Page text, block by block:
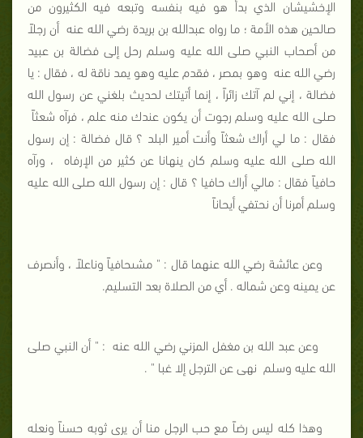
الإخشيشان الذي بدأ هو فيه بنفسه وتبعه فيه الكثيرون من
صالحين هذه الأمة ؛ ما رواه عبدالله بن بريدة رضي الله عنه أن رجلاً
من أصحاب النبي صلى الله عليه وسلم رحل إلى فضالة بن عبيد
رضي الله عنه وهو بمصر ، فقدم عليه وهو يمد ناقة له ، فقال : يا
فضالة ، إني لم آتك زائراً ، إنما أتيتك لحديث بلغني عن رسول الله
صلى الله عليه وسلم رجوت أن يكون عندك منه علم ، فرآه شعثاً
فقال : ما لي أراك شعثاً وأنت أمير البلد ؟ قال فضالة : إن رسول
الله صلى الله عليه وسلم كان ينهانا عن كثير من الإرفاه
، ورآه
حافياً فقال : مالي أراك حافيا ؟ قال : إن رسول الله صلى الله عليه
وسلم أمرنا أن نحتفي أيحاناً
وعن عائشة رضي الله عنهما قال : " مشىحافياً وناعلاً ، وأنصرف
عن يمينه وعن شماله . أي من الصلاة بعد التسليم.
وعن عبد الله بن مغفل المزني رضي الله عنه : " أن النبي صلى
الله عليه وسلم نهى عن الترجل إلا غبا " .
وهذا كله ليس رضاً مع حب الرجل منا أن يرى ثوبه حسناً ونعله